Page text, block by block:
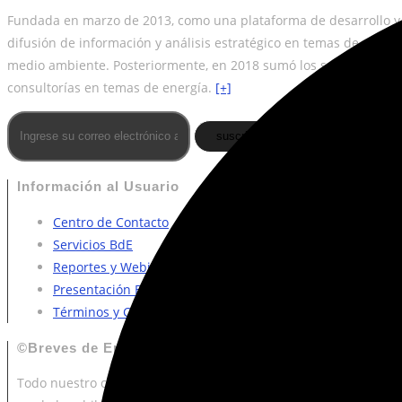
Fundada en marzo de 2013, como una plataforma de desarrollo y
difusión de información y análisis estratégico en temas de
medio ambiente. Posteriormente, en 2018 sumó los servicios de
consultorías en temas de energía. [+]
suscribirme
Información al Usuario
Centro de Contacto
Servicios BdE
Reportes y Webinars BdE
Presentación BdE
Términos y Condiciones de Uso
©Breves de Energía
Todo nuestro contenido está protegido